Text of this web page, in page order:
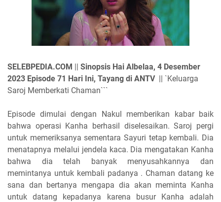
SELEBPEDIA.COM || Sinopsis Hai Albelaa, 4 Desember
2023 Episode 71 Hari Ini, Tayang di ANTV || `Keluarga
Saroj Memberkati Chaman```
Episode dimulai dengan Nakul memberikan kabar baik
bahwa operasi Kanha berhasil diselesaikan. Saroj pergi
untuk memeriksanya sementara Sayuri tetap kembali. Dia
menatapnya melalui jendela kaca. Dia mengatakan Kanha
bahwa dia telah banyak menyusahkannya dan
memintanya untuk kembali padanya . Chaman datang ke
sana dan bertanya mengapa dia akan meminta Kanha
untuk datang kepadanya karena busur Kanha adalah